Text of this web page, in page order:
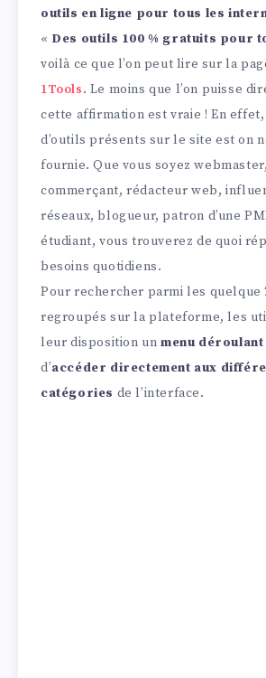
outils en ligne pour tous les
« Des outils 100 % gratuits pour
voilà ce que l’on peut lire sur la
1Tools. Le moins que l’on puisse
cette affirmation est vraie ! En
d’outils présents sur le site est on
fournie. Que vous soyez
commerçant, rédacteur web,
réseaux, blogueur, patron d’une
étudiant, vous trouverez de quoi
besoins quotidiens.
Pour rechercher parmi les quelque
regroupés sur la plateforme, les
leur disposition un menu déroulant
d’accéder directement aux
catégories de l’interface.